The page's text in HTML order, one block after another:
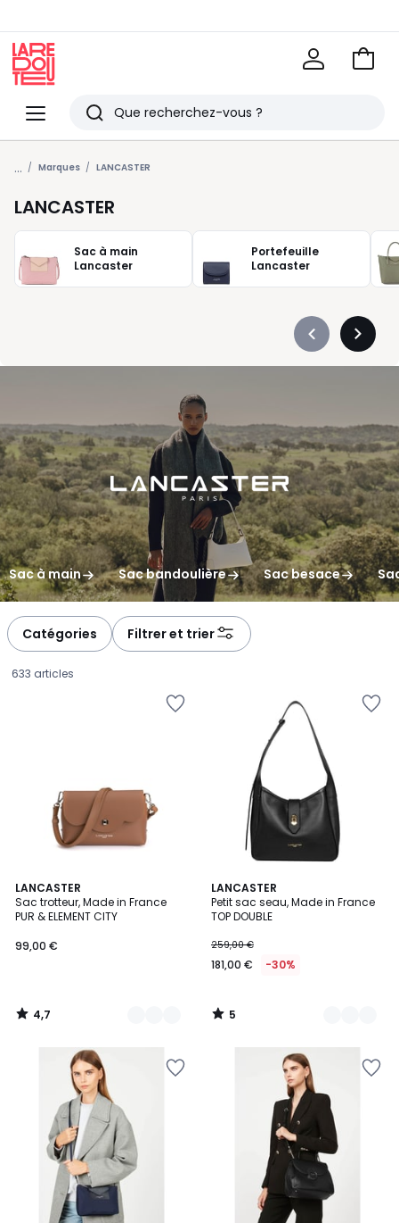
Menu
Redoute
Rechercher
Derniers
articles
vus
Voir
... Marques LANCASTER
LANCASTER
Sac à main
Lancaster
Portefeuille
Lancaster
Précédent
Sac à main Sac bandoulière Sac besace
Catégories Filtrer et trier
633 articles
LANCASTER
Sac trotteur, Made in France
PUR & ELEMENT CITY
€.
99,00 €
4,7
/ 5
5
Couleurs
4,7
/
LANCASTER
Petit sac seau, Made in France
TOP DOUBLE
259,00 €
181,00 € -30%
5
/
5
3
Couleurs
5
/